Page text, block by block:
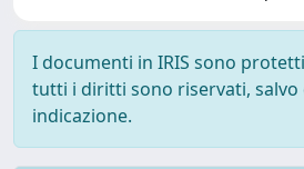
I documenti in IRIS sono
tutti i diritti sono riservati, salvo
indicazione.